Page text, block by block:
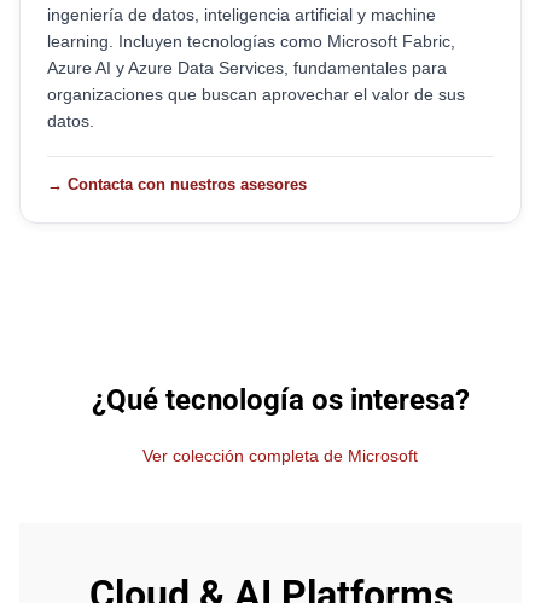
ingeniería de datos, inteligencia artificial y machine
learning. Incluyen tecnologías como Microsoft Fabric,
Azure AI y Azure Data Services, fundamentales para
organizaciones que buscan aprovechar el valor de sus
datos.
→ Contacta con nuestros asesores
¿Qué tecnología os interesa?
Ver colección completa de Microsoft